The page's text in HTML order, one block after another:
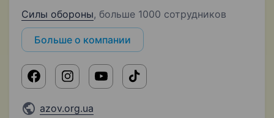
Силы обороны, больше 1000 сотрудников
Больше о компании
azov.org.ua